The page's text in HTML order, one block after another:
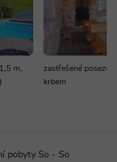
m,
zastřešené
krbem
pobyty So - So